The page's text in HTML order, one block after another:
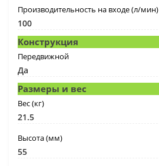
Производительность на входе (л/мин)
100
Конструкция
Передвижной
Да
Размеры и вес
Вес (кг)
21.5
Высота (мм)
55